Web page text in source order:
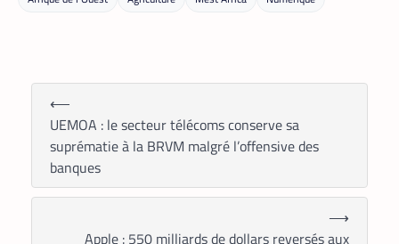
⟵
UEMOA : le secteur télécoms conserve sa
suprématie à la BRVM malgré l’offensive des
banques
Apple : 550 milliards de dollars reversés aux
⟶
APPLICATION , TECH AFRIQUE
Prosuma et Yango Food : un partenariat
qui impacte le marché du travail ivoirien
Le partenariat entre Prosuma et Yango